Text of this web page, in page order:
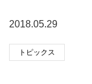
2018.05.29
トピックス